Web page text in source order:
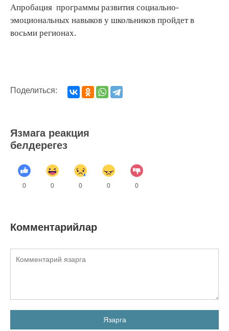
Апробация программы развития социально-
эмоциональных навыков у школьников пройдет в
восьми регионах.
Поделиться:
Язмага реакция
белдерегез
0 0 0 0 0
Комментарийлар
Язарга